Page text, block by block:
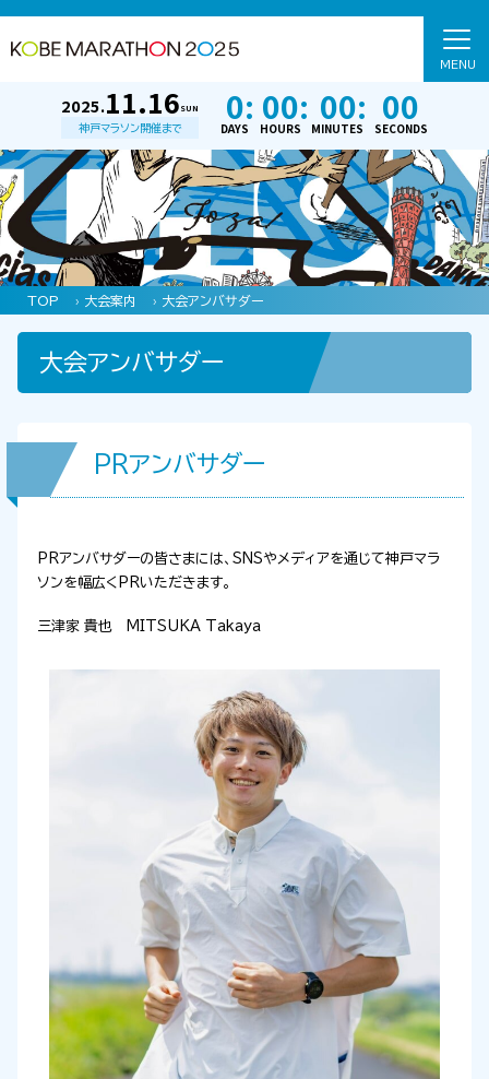
2025.11.16 SUN
神戸マラソン開催まで
0:
DAYS
00:
HOURS
00:
MINUTES
00
SECONDS
TOP › 大会案内 › 大会アンバサダー
大会アンバサダー
PRアンバサダー
PRアンバサダーの皆さまには、SNSやメディアを通じて神戸マラ
ソンを幅広くPRいただきます。
三津家 貴也 MITSUKA Takaya
MENU